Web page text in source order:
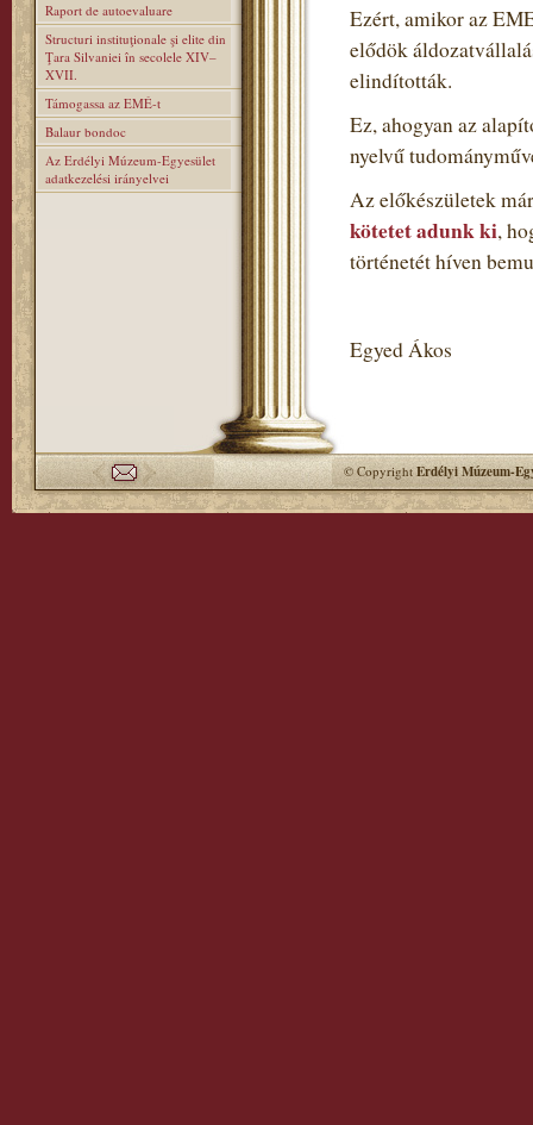
Raport de autoevaluare
Structuri instituţionale şi elite din
Ţara Silvaniei în secolele XIV–
XVII.
Támogassa az EMÉ-t
Balaur bondoc
Az Erdélyi Múzeum-Egyesület
adatkezelési irányelvei
Ezért, amikor az
elődök
elindították.
Ez, ahogyan az
nyelvű
Az előkészületek
kötetet adunk ki,
történetét híven
Egyed Ákos
© CopyrightErdélyi Múzeum-